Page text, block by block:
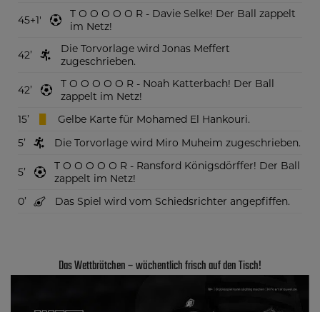
45+1
T O O O O O R - Davie Selke! Der Ball zappelt
im Netz!
42
Die Torvorlage wird Jonas Meffert
zugeschrieben.
42
T O O O O O R - Noah Katterbach! Der Ball
zappelt im Netz!
15
Gelbe Karte für Mohamed El Hankouri.
5
Die Torvorlage wird Miro Muheim zugeschrieben.
5
T O O O O O R - Ransford Königsdörffer! Der Ball
zappelt im Netz!
0
Das Spiel wird vom Schiedsrichter angepfiffen.
Das Wettbrötchen – wöchentlich frisch auf den Tisch!